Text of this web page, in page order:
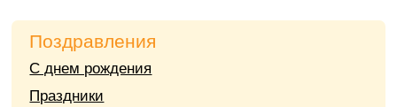
Поздравления
С днем рождения
Праздники